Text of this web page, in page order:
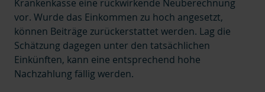
Krankenkasse eine rückwirkende Neuberechnung
vor. Wurde das Einkommen zu hoch angesetzt,
können Beiträge zurückerstattet werden. Lag die
Schätzung dagegen unter den tatsächlichen
Einkünften, kann eine entsprechend hohe
Nachzahlung fällig werden.